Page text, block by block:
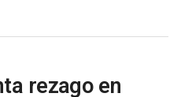
rezago en